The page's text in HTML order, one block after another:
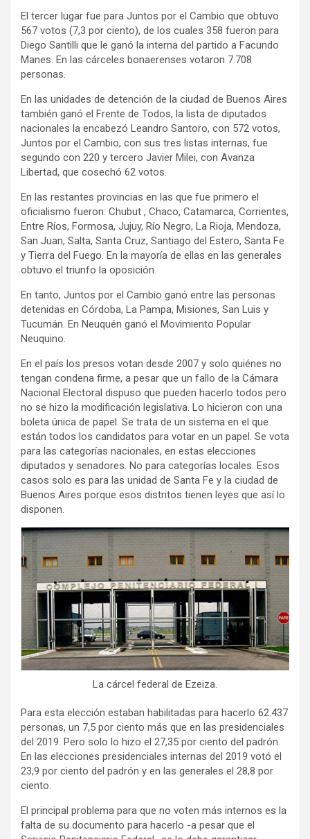
El tercer lugar fue para Juntos por el Cambio que obtuvo
567 votos (7,3 por ciento), de los cuales 358 fueron para
Diego Santilli que le ganó la interna del partido a Facundo
Manes. En las cárceles bonaerenses votaron 7.708
personas.
En las unidades de detención de la ciudad de Buenos Aires
también ganó el Frente de Todos, la lista de diputados
nacionales la encabezó Leandro Santoro, con 572 votos,
Juntos por el Cambio, con sus tres listas internas, fue
segundo con 220 y tercero Javier Milei, con Avanza
Libertad, que cosechó 62 votos.
En las restantes provincias en las que fue primero el
oficialismo fueron: Chubut , Chaco, Catamarca, Corrientes,
Entre Ríos, Formosa, Jujuy, Río Negro, La Rioja, Mendoza,
San Juan, Salta, Santa Cruz, Santiago del Estero, Santa Fe
y Tierra del Fuego. En la mayoría de ellas en las generales
obtuvo el triunfo la oposición.
En tanto, Juntos por el Cambio ganó entre las personas
detenidas en Córdoba, La Pampa, Misiones, San Luis y
Tucumán. En Neuquén ganó el Movimiento Popular
Neuquino.
En el país los presos votan desde 2007 y solo quiénes no
tengan condena firme, a pesar que un fallo de la Cámara
Nacional Electoral dispuso que pueden hacerlo todos pero
no se hizo la modificación legislativa. Lo hicieron con una
boleta única de papel. Se trata de un sistema en el que
están todos los candidatos para votar en un papel. Se vota
para las categorías nacionales, en estas elecciones
diputados y senadores. No para categorías locales. Esos
casos solo es para las unidad de Santa Fe y la ciudad de
Buenos Aires porque esos distritos tienen leyes que así lo
disponen.
La cárcel federal de Ezeiza.
Para esta elección estaban habilitadas para hacerlo 62.437
personas, un 7,5 por ciento más que en las presidenciales
del 2019. Pero solo lo hizo el 27,35 por ciento del padrón.
En las elecciones presidenciales internas del 2019 votó el
23,9 por ciento del padrón y en las generales el 28,8 por
ciento.
El principal problema para que no voten más internos es la
falta de su documento para hacerlo -a pesar que el